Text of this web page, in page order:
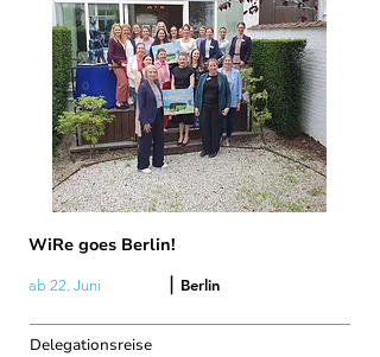
WiRe goes Berlin!
ab 22. Juni | Berlin
Delegationsreise